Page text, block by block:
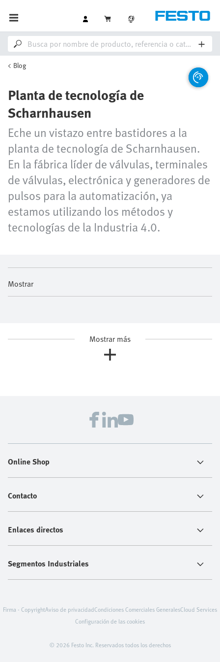
Blog
Planta de tecnología de
Scharnhausen
Eche un vistazo entre bastidores a la
planta de tecnología de Scharnhausen.
En la fábrica líder de válvulas, terminales
de válvulas, electrónica y generadores de
pulsos para la automatización, ya
estamos utilizando los métodos y
tecnologías de la Industria 4.0.
Mostrar
Mostrar más
Online Shop
Contacto
Enlaces directos
Segmentos Industriales
© 2026 Festo Inc. Reservados todos los derechos
Firma - CopyrightAviso de privacidadCondiciones Comerciales GeneralesCloud Services
Configuración de las cookies